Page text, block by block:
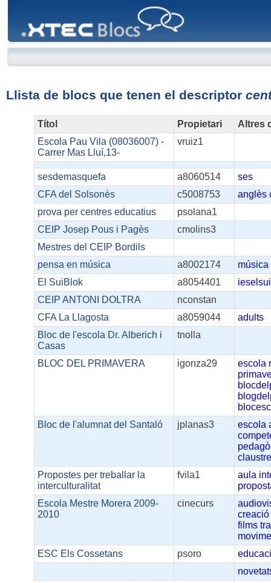
Llista de blocs que tenen el descriptor
Títol Propietari
Altres
Escola Pau Vila (08036007) -
Carrer Mas Lluí,13-
vruiz1
sesdemasquefa a8060514
ses
CFA del Solsonès
c5008753 anglès
prova per centres educatius
psolana1
CEIP Josep Pous i Pagès
cmolins3
Mestres del CEIP Bordils
pensa en música
a8002174
música
El SuiBlok
a8054401
ieselsui
CEIP ANTONI DOLTRA
nconstan
CFA La Llagosta
a8059044
adults
Bloc de l'escola Dr. Alberich i
Casas
tnolla
BLOC DEL PRIMAVERA igonza29 escola
Bloc de l'alumnat del Santaló
jplanas3 escola
Propostes per treballar la
interculturalitat
fvila1 aula
Escola Mestre Morera 2009-
2010
cinecurs
creació
films
ESC Els Cossetans
psoro